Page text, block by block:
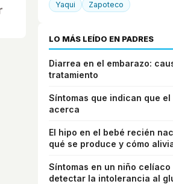
Yaqui
Zapoteco
LO MÁS LEÍDO EN PADRES
Diarrea en el embarazo:
tratamiento
Síntomas que indican que el
acerca
El hipo en el bebé recién
qué se produce y cómo
Síntomas en un niño celíaco
detectar la intolerancia al